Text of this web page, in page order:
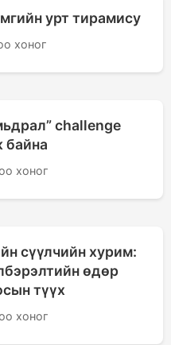
урт тирамису
хоног
challenge
байна
хоног
сүүлчийн хурим:
өдөр
түүх
хоног